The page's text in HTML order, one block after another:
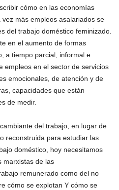
cómo en las economías
más empleos asalariados se
del trabajo doméstico feminizado.
en el aumento de formas
a tiempo parcial, informal e
empleos en el sector de servicios
emocionales, de atención y de
capacidades que están
de medir.
del trabajo, en lugar de
reconstruida para estudiar las
doméstico, hoy necesitamos
marxistas de las
remunerado como del no
cómo se explotan Y cómo se